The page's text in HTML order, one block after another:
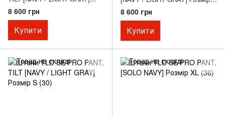
Розмір L (34)
8 600 грн
Купити
M (32)
8 600 грн
Купити